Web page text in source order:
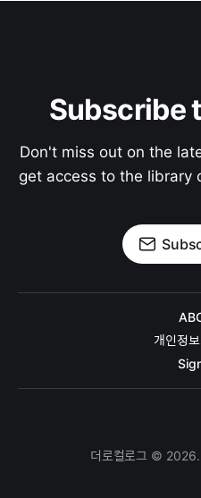
Subscribe
Don't miss out on the
get access to the library
개인정
더로컬로그 ©